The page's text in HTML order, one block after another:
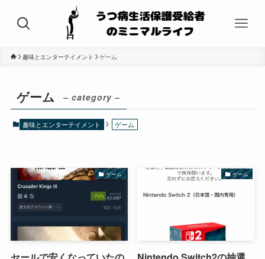
趣味とエンターテイメント ゲーム
ゲーム – category –
趣味とエンターテイメント ゲーム
ゲーム ゲーム